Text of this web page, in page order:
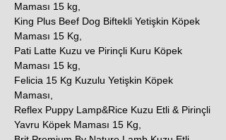
Maması 15 kg,
King Plus Beef Dog Biftekli Yetişkin Köpek
Maması 15 Kg,
Pati Latte Kuzu ve Pirinçli Kuru Köpek
Maması 15 kg,
Felicia 15 Kg Kuzulu Yetişkin Köpek
Maması,
Reflex Puppy Lamp&Rice Kuzu Etli & Pirinçli
Yavru Köpek Maması 15 Kg,